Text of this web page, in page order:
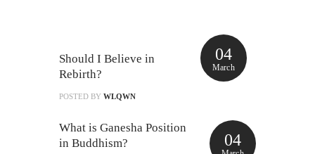
04
March
Should I Believe in
Rebirth?
POSTED BY WLQWN
04
What is Ganesha Position
in Buddhism?